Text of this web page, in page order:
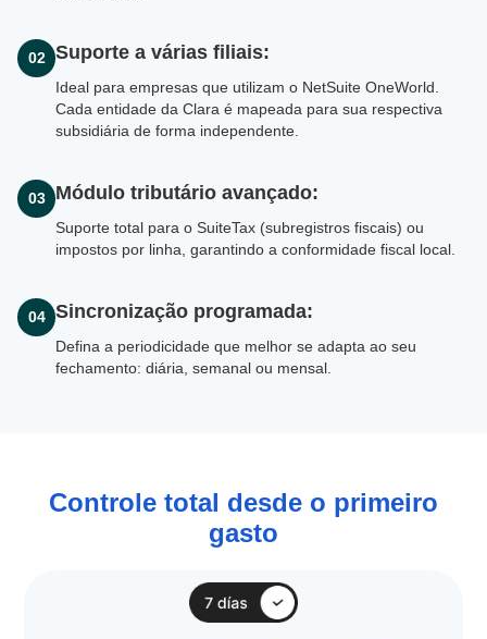
02 Suporte a várias filiais:
Ideal para empresas que utilizam o NetSuite OneWorld.
Cada entidade da Clara é mapeada para sua respectiva
subsidiária de forma independente.
03 Módulo tributário avançado:
Suporte total para o SuiteTax (subregistros fiscais) ou
impostos por linha, garantindo a conformidade fiscal local.
04 Sincronização programada:
Defina a periodicidade que melhor se adapta ao seu
fechamento: diária, semanal ou mensal.
Controle total desde o primeiro
gasto